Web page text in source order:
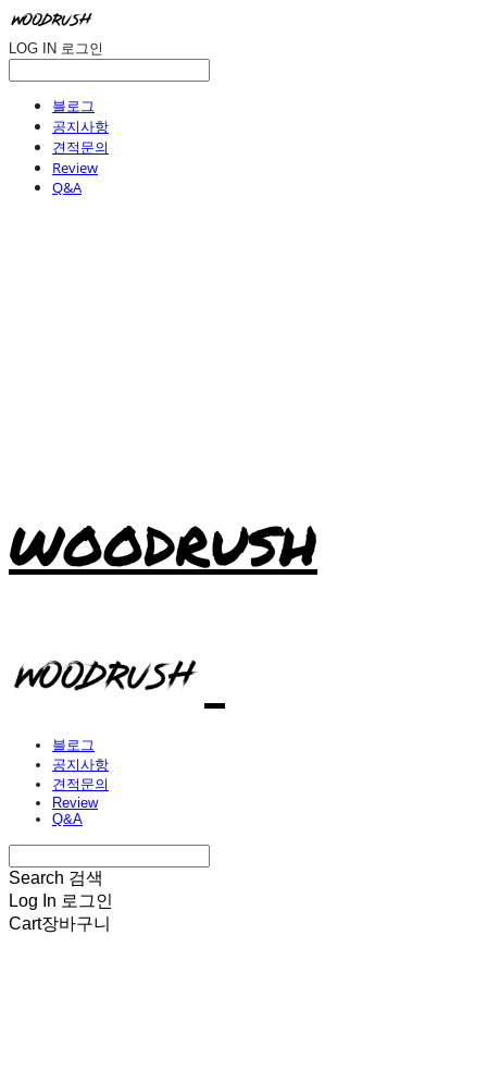
LOG IN 로그인
블로그
공지사항
견적문의
Review
Q&A
WOODRUSH
블로그
공지사항
견적문의
Review
Q&A
Search 검색
Log In 로그인
Cart장바구니